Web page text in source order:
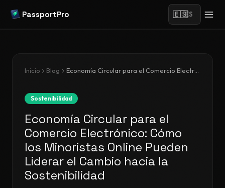
PassportPro 🇪🇸ES
Inicio Blog Economía Circular para el Comercio Electrónico: Cómo los Minoristas Online Pueden Liderar el Cambio hacia la Sostenibilidad
Sostenibilidad
Economía Circular para el
Comercio Electrónico: Cómo
los Minoristas Online Pueden
Liderar el Cambio hacia la
Sostenibilidad